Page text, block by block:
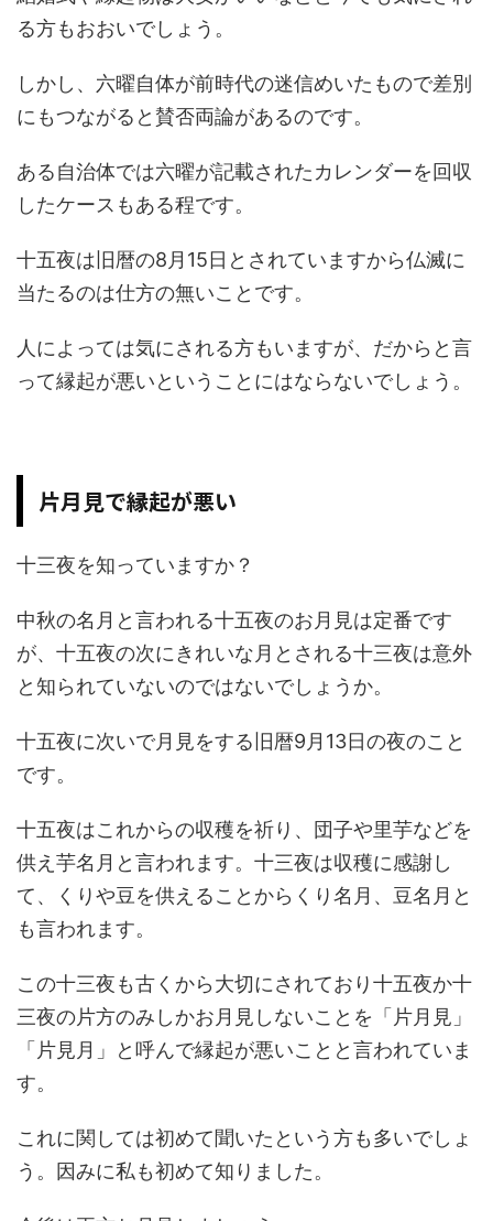
る方もおおいでしょう。
しかし、六曜自体が前時代の迷信めいたもので差別
にもつながると賛否両論があるのです。
ある自治体では六曜が記載されたカレンダーを回収
したケースもある程です。
十五夜は旧暦の8月15日とされていますから仏滅に
当たるのは仕方の無いことです。
人によっては気にされる方もいますが、だからと言
って縁起が悪いということにはならないでしょう。
片月見で縁起が悪い
十三夜を知っていますか？
中秋の名月と言われる十五夜のお月見は定番です
が、十五夜の次にきれいな月とされる十三夜は意外
と知られていないのではないでしょうか。
十五夜に次いで月見をする旧暦9月13日の夜のこと
です。
十五夜はこれからの収穫を祈り、団子や里芋などを
供え芋名月と言われます。十三夜は収穫に感謝し
て、くりや豆を供えることからくり名月、豆名月と
も言われます。
この十三夜も古くから大切にされており十五夜か十
三夜の片方のみしかお月見しないことを「片月見」
「片見月」と呼んで縁起が悪いことと言われていま
す。
これに関しては初めて聞いたという方も多いでしょ
う。因みに私も初めて知りました。